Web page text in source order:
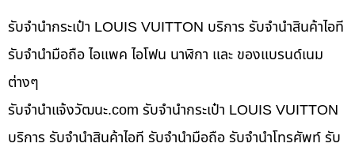
รับจำนำกระเป๋า LOUIS VUITTON บริการ รับจำนำสินค้าไอที
รับจำนำมือถือ ไอแพค ไอโฟน นาฬิกา และ ของแบรนด์เนม
ต่างๆ
รับจํานําแจ้งวัฒนะ.com รับจำนำกระเป๋า LOUIS VUITTON
บริการ รับจำนำสินค้าไอที รับจำนำมือถือ รับจำนำโทรศัพท์ รับ